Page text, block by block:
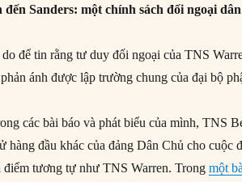
Sanders: một chính sách đối ngoại
để tin rằng tư duy đối ngoại của TNS
ánh được lập trường chung của đại bộ
các bài báo và phát biểu của mình, TNS
hàng đầu khác của đảng Dân Chủ cho cuộc
điểm tương tự như TNS Warren. Trongmột